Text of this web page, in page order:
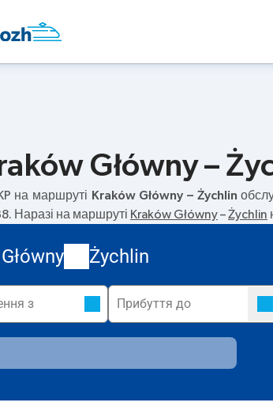
Główny –
на маршруті Kraków Główny – Żychlin
Наразі на маршруті Kraków Główny–Żychlin
Żychlin